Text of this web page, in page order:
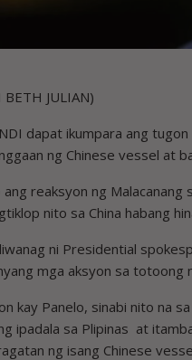
BETH JULIAN)
dapat ikumpara ang
ng Chinese vessel at
ang reaksyon ng Malacanang
nito sa China habang
ni Presidential
mga aksyon sa totoong
kay Panelo, sinabi nito na
ipadala sa Plipinas at
ng isang Chinese